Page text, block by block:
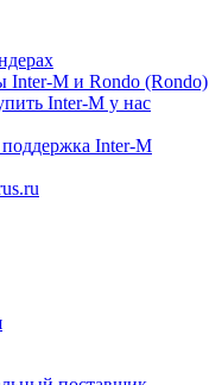
Inter-M и Rondo (Rondo)
Inter-M у нас
поддержка Inter-M